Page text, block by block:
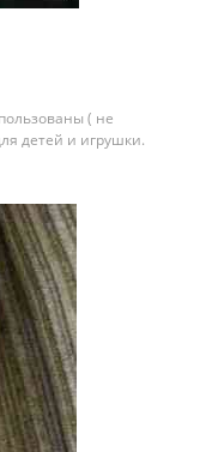
( не
детей и игрушки.